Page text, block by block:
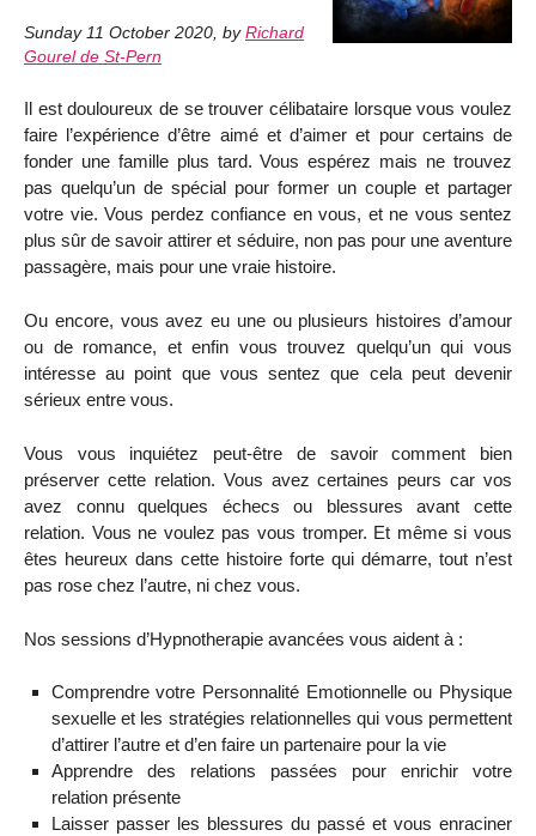
Sunday 11 October 2020 by Richard
Gourel de St-Pern
Il est douloureux de se trouver célibataire lorsque vous voulez
faire l’expérience d’être aimé et d’aimer et pour certains de
fonder une famille plus tard. Vous espérez mais ne trouvez
pas quelqu’un de spécial pour former un couple et partager
votre vie. Vous perdez confiance en vous, et ne vous sentez
plus sûr de savoir attirer et séduire, non pas pour une aventure
passagère, mais pour une vraie histoire.
Ou encore, vous avez eu une ou plusieurs histoires d’amour
ou de romance, et enfin vous trouvez quelqu’un qui vous
intéresse au point que vous sentez que cela peut devenir
sérieux entre vous.
Vous vous inquiétez peut-être de savoir comment bien
préserver cette relation. Vous avez certaines peurs car vos
avez connu quelques échecs ou blessures avant cette
relation. Vous ne voulez pas vous tromper. Et même si vous
êtes heureux dans cette histoire forte qui démarre, tout n’est
pas rose chez l’autre, ni chez vous.
Nos sessions d’Hypnotherapie avancées vous aident à :
Comprendre votre Personnalité Emotionnelle ou Physique
sexuelle et les stratégies relationnelles qui vous permettent
d’attirer l’autre et d’en faire un partenaire pour la vie
Apprendre des relations passées pour enrichir votre
relation présente
Laisser passer les blessures du passé et vous enraciner